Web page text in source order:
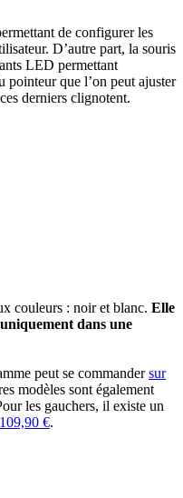
de configurer les
D’autre part, la souris
LED permettant
pointeur que l’on peut ajuster
derniers clignotent.
couleurs : noir et blanc. Elle
dans une
peut se commandersur
modèles sont également
les gauchers, il existe un
109,90 €.